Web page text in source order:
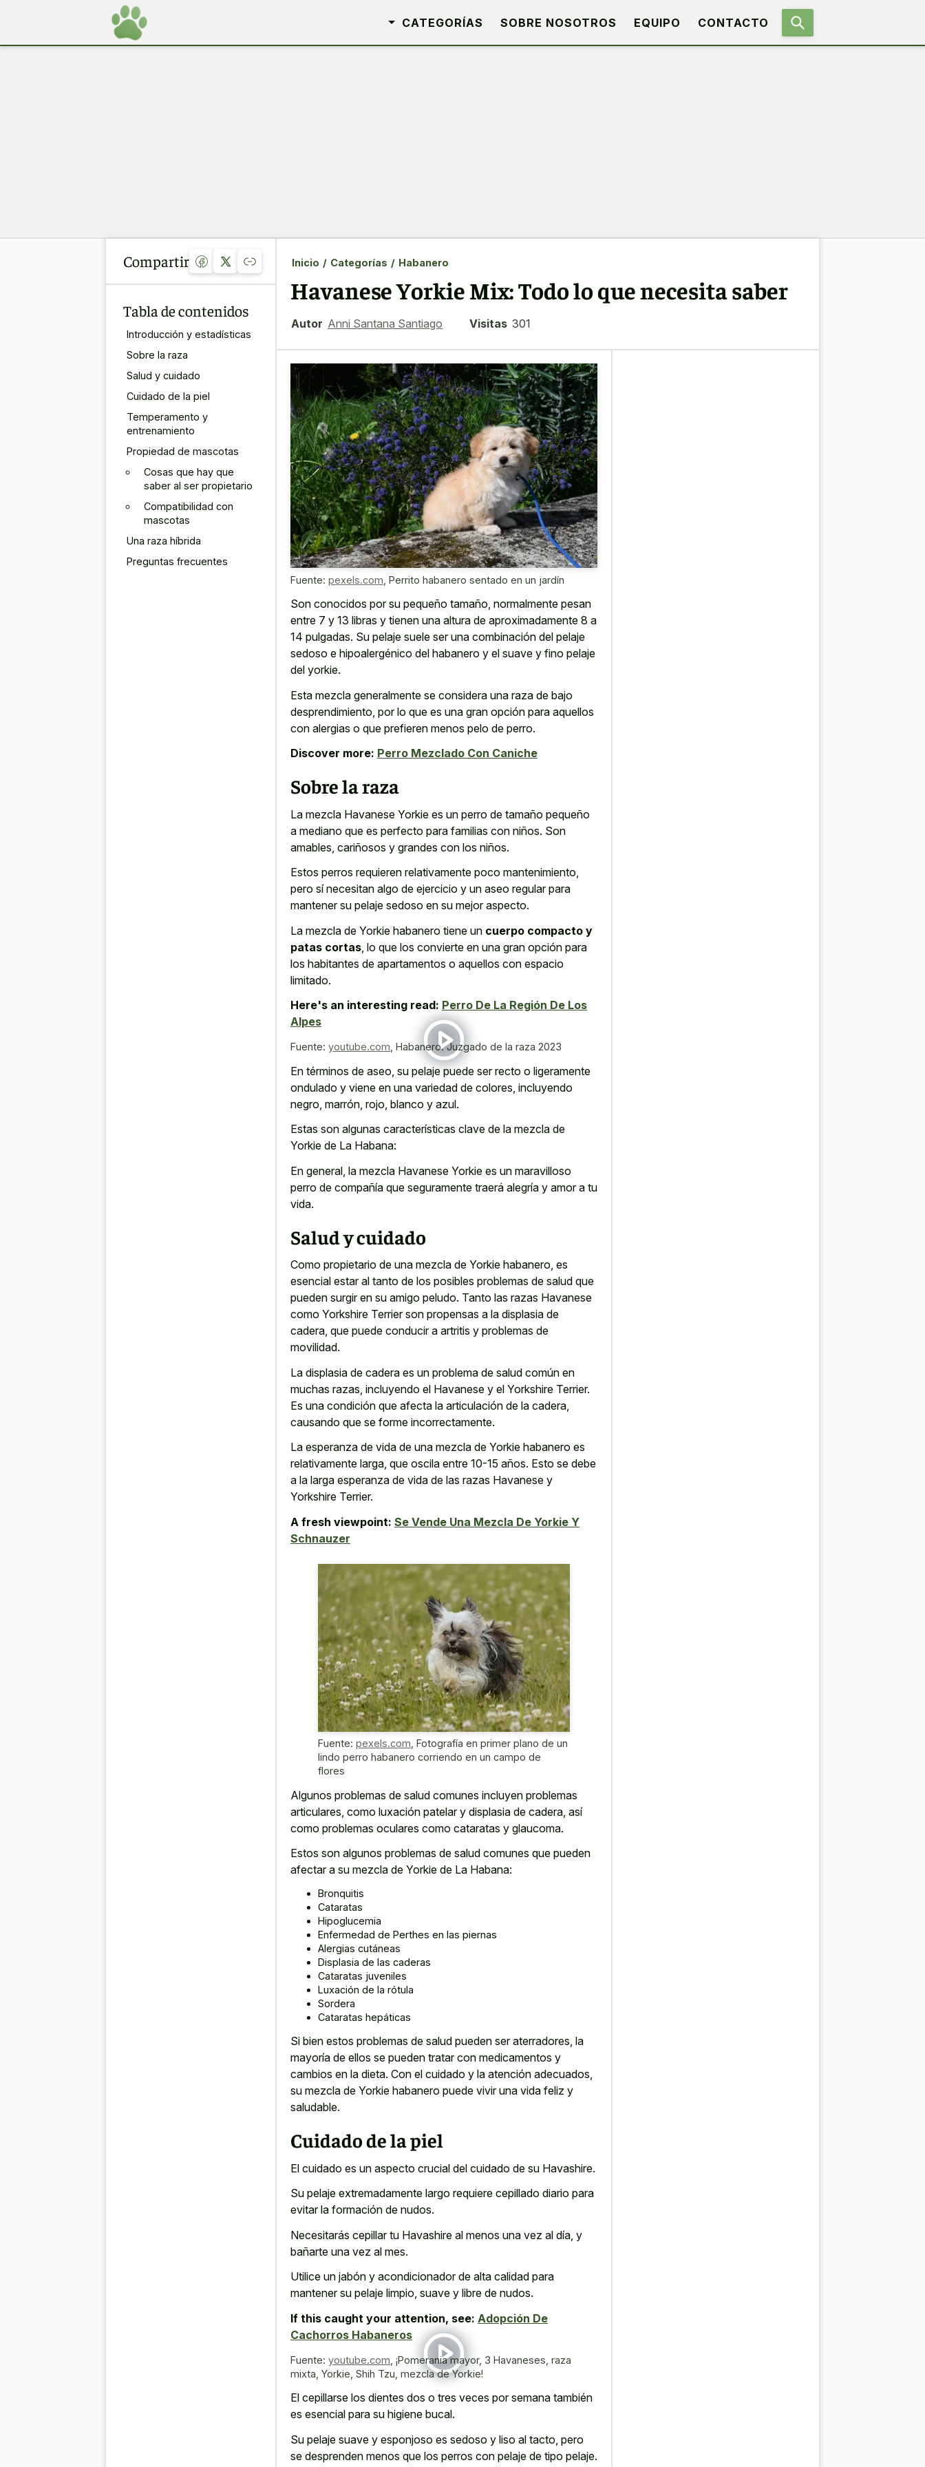
CATEGORÍAS SOBRE NOSOTROS EQUIPO CONTACTO
Compartir
Tabla de contenidos
Introducción y estadísticas
Sobre la raza
Salud y cuidado
Cuidado de la piel
Temperamento y
entrenamiento
Propiedad de mascotas
Cosas que hay que
saber al ser propietario
Compatibilidad con
mascotas
Una raza híbrida
Preguntas frecuentes
Inicio / Categorías / Habanero
Havanese Yorkie Mix: Todo lo que necesita saber
Autor Anni Santana Santiago Visitas 301
Fuente: pexels.com Perrito habanero sentado en un jardín
Son conocidos por su pequeño tamaño, normalmente pesan
entre 7 y 13 libras y tienen una altura de aproximadamente 8 a
14 pulgadas. Su pelaje suele ser una combinación del pelaje
sedoso e hipoalergénico del habanero y el suave y fino pelaje
del yorkie.
Esta mezcla generalmente se considera una raza de bajo
desprendimiento, por lo que es una gran opción para aquellos
con alergias o que prefieren menos pelo de perro.
Discover more: Perro Mezclado Con Caniche
Sobre la raza
La mezcla Havanese Yorkie es un perro de tamaño pequeño
a mediano que es perfecto para familias con niños. Son
amables, cariñosos y grandes con los niños.
Estos perros requieren relativamente poco mantenimiento,
pero sí necesitan algo de ejercicio y un aseo regular para
mantener su pelaje sedoso en su mejor aspecto.
La mezcla de Yorkie habanero tiene un cuerpo compacto y
patas cortas , lo que los convierte en una gran opción para
los habitantes de apartamentos o aquellos con espacio
limitado.
Here's an interesting read: Perro De La Región De Los
Alpes
Fuente: youtube.com Habanero. Juzgado de la raza 2023
En términos de aseo, su pelaje puede ser recto o ligeramente
ondulado y viene en una variedad de colores, incluyendo
negro, marrón, rojo, blanco y azul.
Estas son algunas características clave de la mezcla de
Yorkie de La Habana:
En general, la mezcla Havanese Yorkie es un maravilloso
perro de compañía que seguramente traerá alegría y amor a tu
vida.
Salud y cuidado
Como propietario de una mezcla de Yorkie habanero, es
esencial estar al tanto de los posibles problemas de salud que
pueden surgir en su amigo peludo. Tanto las razas Havanese
como Yorkshire Terrier son propensas a la displasia de
cadera, que puede conducir a artritis y problemas de
movilidad.
La displasia de cadera es un problema de salud común en
muchas razas, incluyendo el Havanese y el Yorkshire Terrier.
Es una condición que afecta la articulación de la cadera,
causando que se forme incorrectamente.
La esperanza de vida de una mezcla de Yorkie habanero es
relativamente larga, que oscila entre 10-15 años. Esto se debe
a la larga esperanza de vida de las razas Havanese y
Yorkshire Terrier.
A fresh viewpoint: Se Vende Una Mezcla De Yorkie Y
Schnauzer
Fuente: pexels.com, Fotografía en primer plano de un
lindo perro habanero corriendo en un campo de
flores
Algunos problemas de salud comunes incluyen problemas
articulares, como luxación patelar y displasia de cadera, así
como problemas oculares como cataratas y glaucoma.
Estos son algunos problemas de salud comunes que pueden
afectar a su mezcla de Yorkie de La Habana:
Bronquitis
Cataratas
Hipoglucemia
Enfermedad de Perthes en las piernas
Alergias cutáneas
Displasia de las caderas
Cataratas juveniles
Luxación de la rótula
Sordera
Cataratas hepáticas
Si bien estos problemas de salud pueden ser aterradores, la
mayoría de ellos se pueden tratar con medicamentos y
cambios en la dieta. Con el cuidado y la atención adecuados,
su mezcla de Yorkie habanero puede vivir una vida feliz y
saludable.
Cuidado de la piel
El cuidado es un aspecto crucial del cuidado de su Havashire.
Su pelaje extremadamente largo requiere cepillado diario para
evitar la formación de nudos.
Necesitarás cepillar tu Havashire al menos una vez al día, y
bañarte una vez al mes.
Utilice un jabón y acondicionador de alta calidad para
mantener su pelaje limpio, suave y libre de nudos.
If this caught your attention, see: Adopción De
Cachorros Habaneros
Fuente: youtube.com ¡Pomerania mayor, 3 Havaneses, raza
mixta, Yorkie, Shih Tzu, mezcla de Yorkie!
El cepillarse los dientes dos o tres veces por semana también
es esencial para su higiene bucal.
Su pelaje suave y esponjoso es sedoso y liso al tacto, pero
se desprenden menos que los perros con pelaje de tipo pelaje.